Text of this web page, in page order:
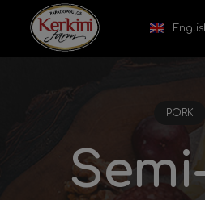
Skip to content
PORK